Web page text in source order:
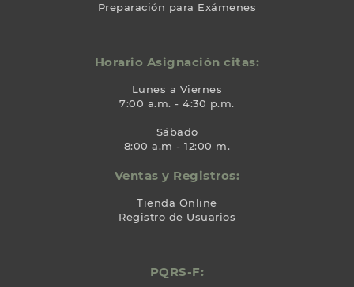
Preparación para Exámenes
Horario Asignación citas:
Lunes a Viernes
7:00 a.m. - 4:30 p.m.
Sábado
8:00 a.m - 12:00 m.
Ventas y Registros:
Tienda Online
Registro de Usuarios
PQRS-F: